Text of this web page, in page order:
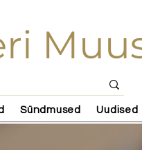
Sündmused Uudised